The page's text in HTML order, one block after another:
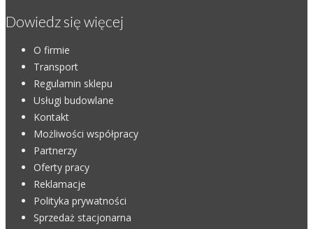
Dowiedz się więcej
O firmie
Transport
Regulamin sklepu
Usługi budowlane
Kontakt
Możliwości współpracy
Partnerzy
Oferty pracy
Reklamacje
Polityka prywatności
Sprzedaż stacjonarna